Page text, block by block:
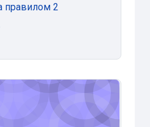
правилом 2
1